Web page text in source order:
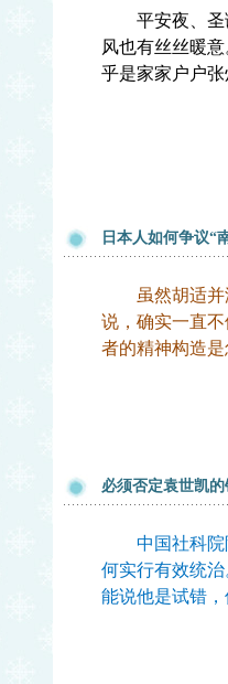
平安夜、
风也有丝丝暖
乎是家家户户
日本人如何争议“
虽然胡适并没
说，确实一直
者的精神构造
必须否定袁世凯
中国社科院陆
何实行有效统
能说他是试错